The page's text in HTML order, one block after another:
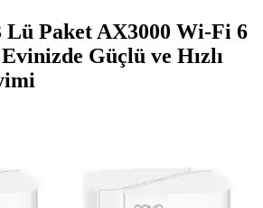
Lü Paket AX3000 Wi-Fi 6
Güçlü ve Hızlı